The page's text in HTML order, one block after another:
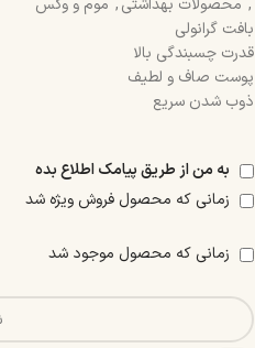
, محصولات بهداشتی, موم و وکس
بافت گرانولی
قدرت چسبندگی بالا
پوست صاف و لطیف
ذوب شدن سریع
به من از طریق پیامک اطلاع بده
زمانی که محصول فروش ویژه شد
زمانی که محصول موجود شد